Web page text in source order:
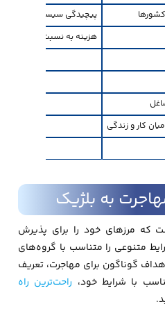
پیچیدگی سیستم سیاسی-
هزینه به نسبت بالای مواد
کار و زندگی
به بلژیک
که مرزهای خود را برای پذیرش
متنوعی را متناسب با گروه‌های
گوناگون برای مهاجرت، تعریف
با شرایط خود، راحت‌ترین راه